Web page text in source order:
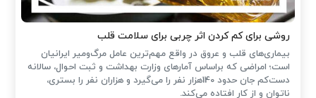
روشی برای کم کردن اثر چربی برای سلامت قلب
بیماری‌های قلب و عروق در واقع مهم‌ترین عامل مرگ‌ومیر ایرانیان
است؛ امراضی که براساس آمارهای وزارت بهداشت و ثبت احوال، سالانه
دست‌کم جان حدود 140هزار نفر را می‌گیرد و هزاران نفر را بستری،
ناتوان و از کار افتاده می‌کند.